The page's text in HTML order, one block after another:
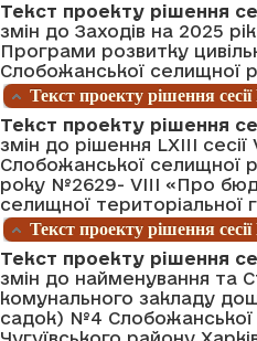
Текст проекту рішення
змін до Заходів на 2025
Програми розвитку
Слобожанської селищної
Текст проекту рішення
Текст проекту рішення
змін до рішення LXIII сесії
Слобожанської селищної
року №2629- VIII «Про
селищної територіальної
Текст проекту рішення
Текст проекту рішення
змін до найменування та
комунального закладу
садок) №4 Слобожанської